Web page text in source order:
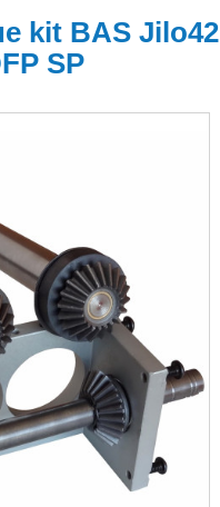
kit BAS Jilo42
SP